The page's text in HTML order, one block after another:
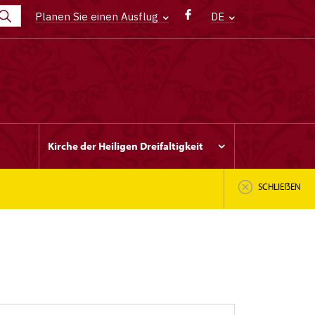
Planen Sie einen Ausflug DE
Kirche der Heiligen Dreifaltigkeit
SCHLIEẞEN